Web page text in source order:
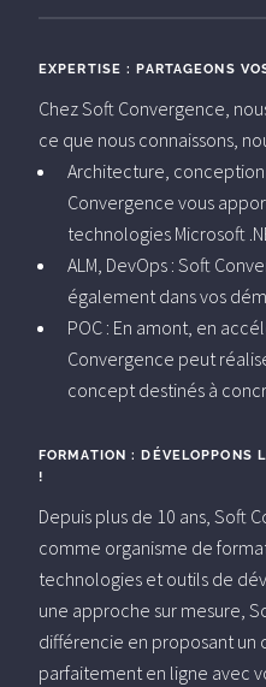
EXPERTISE : PARTAGEONS
Chez Soft Convergence,
ce que nous connaissons,
Architecture,
Convergence vous
technologies Microsoft
ALM, DevOps : Soft
également dans vos
POC : En amont, en
Convergence peut
concept destinés à
FORMATION : DÉVELOPPONS
!
Depuis plus de 10 ans, Soft
comme organisme de
technologies et outils de
une approche sur mesure,
différencie en proposant un
parfaitement en ligne avec